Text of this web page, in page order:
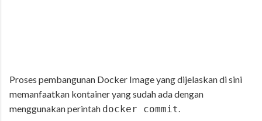
Proses pembangunan Docker Image yang dijelaskan di sini
memanfaatkan kontainer yang sudah ada dengan
menggunakan perintah docker commit.